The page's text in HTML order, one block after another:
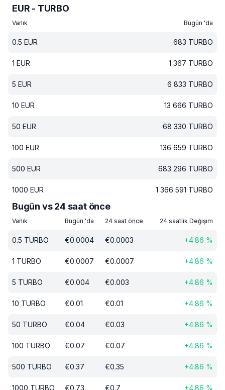
EUR - TURBO
Varlık Bugün 'da
0.5 EUR 683 TURBO
1 EUR 1 367 TURBO
5 EUR 6 833 TURBO
10 EUR 13 666 TURBO
50 EUR 68 330 TURBO
100 EUR 136 659 TURBO
500 EUR 683 296 TURBO
1000 EUR 1 366 591 TURBO
Bugün vs 24 saat önce
Varlık Bugün 'da 24 saat önce 24 saatlik Değişim
0.5 TURBO €0.0004 €0.0003 +4.86 %
1 TURBO €0.0007 €0.0007 +4.86 %
5 TURBO €0.004 €0.003 +4.86 %
10 TURBO €0.01 €0.01 +4.86 %
50 TURBO €0.04 €0.03 +4.86 %
100 TURBO €0.07 €0.07 +4.86 %
500 TURBO €0.37 €0.35 +4.86 %
1000 TURBO €0.73 €0.7 +4.86 %